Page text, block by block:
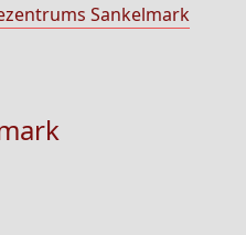
Sankelmark